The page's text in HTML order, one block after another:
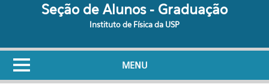
Seção de Alunos - Graduação
Instituto de Física da USP
MENU